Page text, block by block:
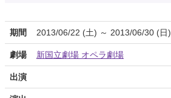
期間 2013/06/22 (土) ～ 2013/06/30 (日)
劇場 新国立劇場 オペラ劇場
出演